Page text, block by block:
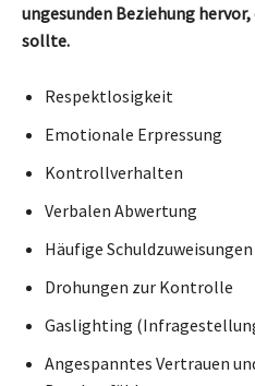
ungesunden Beziehung
sollte.
Respektlosigkeit
Emotionale Erpressung
Kontrollverhalten
Verbalen Abwertung
Häufige Schuldzuweisungen
Drohungen zur Kontrolle
Gaslighting
Angespanntes Vertrauen